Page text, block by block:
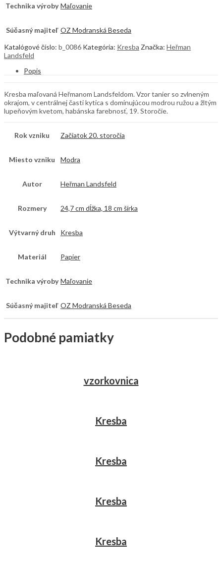
Technika výroby Maľovanie
Súčasný majiteľ OZ Modranská Beseda
Katalógové číslo: b_0086 Kategória: Kresba Značka: Heřman
Landsfeld
Popis
Kresba maľovaná Heřmanom Landsfeldom. Vzor tanier so zvlneným
okrajom, v centrálnej časti kytica s dominujúcou modrou ružou a žltým
lupeňovým kvetom, habánska farebnosť, 19. Storočie.
Rok vzniku Začiatok 20. storočia
Miesto vzniku Modra
Autor Heřman Landsfeld
Rozmery 24,7 cm dĺžka, 18 cm šírka
Výtvarný druh Kresba
Materiál Papier
Technika výroby Maľovanie
Súčasný majiteľ OZ Modranská Beseda
Podobné pamiatky
vzorkovnica
Kresba
Kresba
Kresba
Kresba